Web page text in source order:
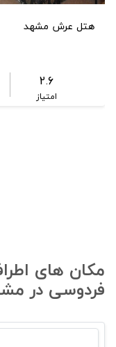
هتل عرش مشهد
2.6
امتیاز
مکان های
فردوسی در